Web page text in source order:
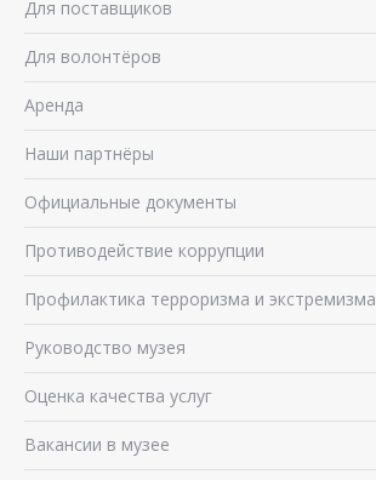
Для поставщиков
Для волонтёров
Аренда
Наши партнёры
Официальные документы
Противодействие коррупции
Профилактика терроризма и экстремизма
Руководство музея
Оценка качества услуг
Вакансии в музее